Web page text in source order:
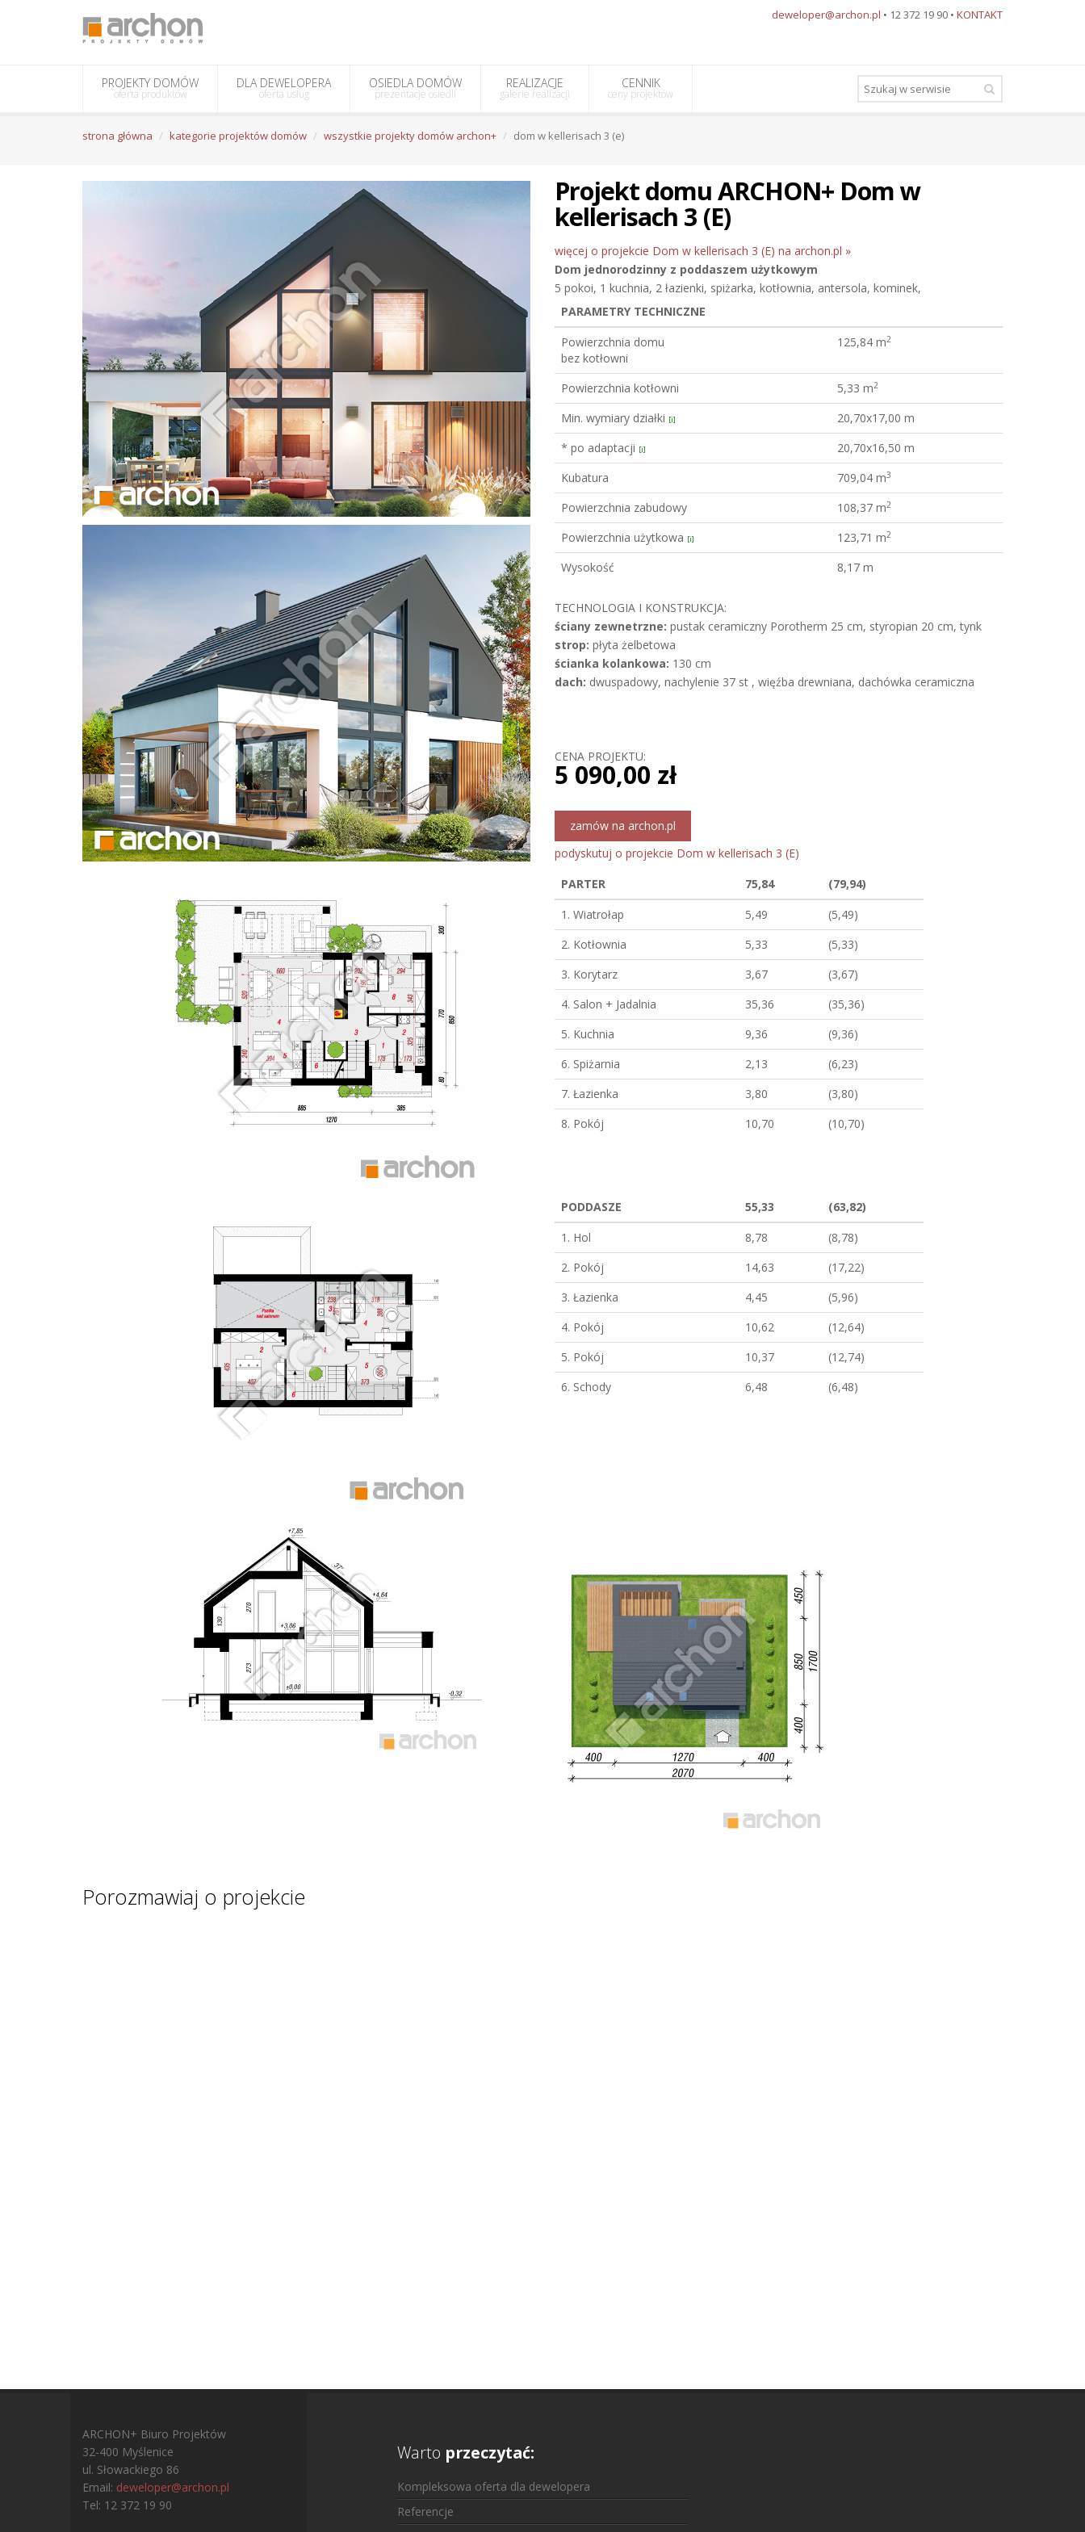
deweloper@archon.pl • 12 372 19 90 • KONTAKT
PROJEKTY DOMÓW
oferta produktów
DLA DEWELOPERA
oferta usług
OSIEDLA DOMÓW
prezentacje osiedli
REALIZACJE
galerie realizacji
CENNIK
ceny projektów
strona główna kategorie projektów domów wszystkie projekty domów archon+ dom w kellerisach 3 (e)
Projekt domu ARCHON+ Dom w
kellerisach 3 (E)
więcej o projekcie Dom w kellerisach 3 (E) na archon.pl »
Dom jednorodzinny z poddaszem użytkowym
5 pokoi, 1 kuchnia, 2 łazienki, spiżarka, kotłownia, antersola, kominek,
PARAMETRY TECHNICZNE
Powierzchnia domu
bez kotłowni
125,84 m2
Powierzchnia kotłowni 5,33 m2
Min. wymiary działki [i]
20,70x17,00 m
* po adaptacji [i]
20,70x16,50 m
Kubatura
709,04 m3
Powierzchnia zabudowy 108,37 m2
Powierzchnia użytkowa [i] 123,71 m2
Wysokość 8,17 m
TECHNOLOGIA I KONSTRUKCJA:
ściany zewnetrzne: pustak ceramiczny Porotherm 25 cm, styropian 20 cm, tynk
strop: płyta żelbetowa
ścianka kolankowa: 130 cm
dach: dwuspadowy, nachylenie 37 st , więźba drewniana, dachówka ceramiczna
CENA PROJEKTU:
5 090,00 zł
zamów na archon.pl
podyskutuj o projekcie Dom w kellerisach 3 (E)
PARTER
75,84
(79,94)
1. Wiatrołap
5,49
(5,49)
2. Kotłownia
5,33
(5,33)
3. Korytarz
3,67
(3,67)
4. Salon + Jadalnia
35,36
(35,36)
5. Kuchnia
9,36
(9,36)
6. Spiżarnia
2,13
(6,23)
7. Łazienka
3,80
(3,80)
8. Pokój
10,70 (10,70)
PODDASZE 55,33
(63,82)
1. Hol
8,78
(8,78)
2. Pokój
14,63
(17,22)
3. Łazienka
4,45
(5,96)
4. Pokój
10,62
(12,64)
5. Pokój
10,37
(12,74)
6. Schody
6,48 (6,48)
Porozmawiaj o projekcie
ARCHON+ Biuro Projektów
32-400 Myślenice
ul. Słowackiego 86
Email: deweloper@archon.pl
Tel: 12 372 19 90
Warto przeczytać:
Kompleksowa oferta dla dewelopera
Referencje